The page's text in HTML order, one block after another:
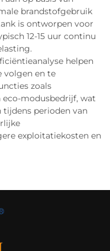
brandstofgebruik
is ontworpen voor
12-15 uur continu
helpen
volgen en te
zoals
modusbedrijf, wat
perioden van
exploitatiekosten en